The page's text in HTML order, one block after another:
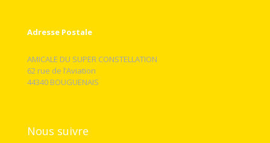
Adresse Postale
AMICALE DU SUPER CONSTELLATION
62 rue de l’Aviation
44340 BOUGUENAIS
Nous suivre